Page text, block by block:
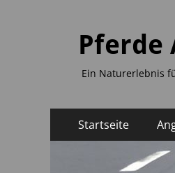
Pferde
Ein Naturerlebnis
Primäres
Menü
Inhalt
Startseite